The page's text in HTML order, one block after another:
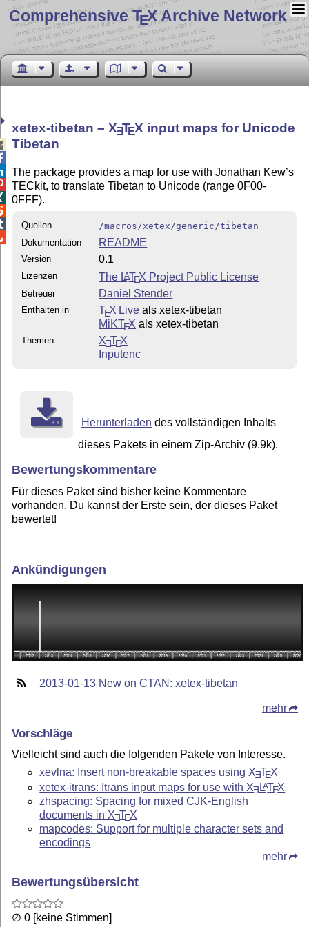
Comprehensive TEX Archive Network
xetex-tibetan –XETEX input maps for Unicode
Tibetan
The package provides a map for use with Jonathan Kew’s
TECkit, to translate Tibetan to Unicode (range 0F00-
0FFF).
Quellen
/macros/xetex/generic/tibetan
Dokumentation
README
Version 0.1
Lizenzen The LATEX Project Public License
Betreuer Daniel Stender
Enthalten in TEX Live als xetex-tibetan
MiKTEX als xetex-tibetan
Themen XETEX
Inputenc
Herunterladen des vollständigen Inhalts
dieses Pakets in einem Zip-Archiv (9.9k).
Bewertungskommentare
Für dieses Paket sind bisher keine Kommentare
vorhanden. Du kannst der Erste sein, der dieses Paket
bewertet!
Ankündigungen
2013-01-13 New on CTAN: xetex-tibetan
mehr
Vorschläge
Vielleicht sind auch die folgenden Pakete von Interesse.
xevlna: Insert non-breakable spaces using XETEX
xetex-itrans: Itrans input maps for use with XE LATEX
zhspacing: Spacing for mixed CJK-English
documents in XETEX
mapcodes: Support for multiple character sets and
encodings
mehr
Bewertungsübersicht
∅ 0 [keine Stimmen]